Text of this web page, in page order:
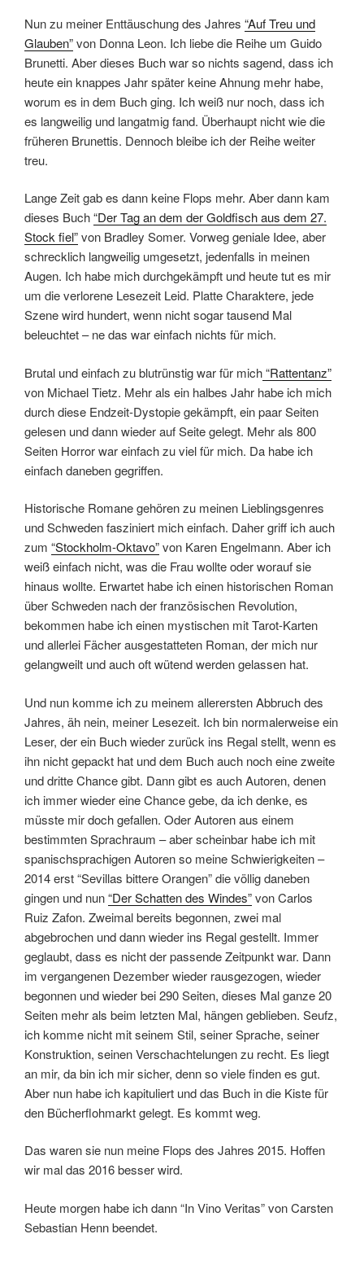
Nun zu meiner Enttäuschung des Jahres “Auf Treu und
Glauben”von Donna Leon. Ich liebe die Reihe um Guido
Brunetti. Aber dieses Buch war so nichts sagend, dass ich
heute ein knappes Jahr später keine Ahnung mehr habe,
worum es in dem Buch ging. Ich weiß nur noch, dass ich
es langweilig und langatmig fand. Überhaupt nicht wie die
früheren Brunettis. Dennoch bleibe ich der Reihe weiter
treu.
Lange Zeit gab es dann keine Flops mehr. Aber dann kam
dieses Buch“Der Tag an dem der Goldfisch aus dem 27.
Stock fiel”von Bradley Somer. Vorweg geniale Idee, aber
schrecklich langweilig umgesetzt, jedenfalls in meinen
Augen. Ich habe mich durchgekämpft und heute tut es mir
um die verlorene Lesezeit Leid. Platte Charaktere, jede
Szene wird hundert, wenn nicht sogar tausend Mal
beleuchtet – ne das war einfach nichts für mich.
Brutal und einfach zu blutrünstig war für mich“Rattentanz”
von Michael Tietz. Mehr als ein halbes Jahr habe ich mich
durch diese Endzeit-Dystopie gekämpft, ein paar Seiten
gelesen und dann wieder auf Seite gelegt. Mehr als 800
Seiten Horror war einfach zu viel für mich. Da habe ich
einfach daneben gegriffen.
Historische Romane gehören zu meinen Lieblingsgenres
und Schweden fasziniert mich einfach. Daher griff ich auch
zum “Stockholm-Oktavo”von Karen Engelmann. Aber ich
weiß einfach nicht, was die Frau wollte oder worauf sie
hinaus wollte. Erwartet habe ich einen historischen Roman
über Schweden nach der französischen Revolution,
bekommen habe ich einen mystischen mit Tarot-Karten
und allerlei Fächer ausgestatteten Roman, der mich nur
gelangweilt und auch oft wütend werden gelassen hat.
Und nun komme ich zu meinem allerersten Abbruch des
Jahres, äh nein, meiner Lesezeit. Ich bin normalerweise ein
Leser, der ein Buch wieder zurück ins Regal stellt, wenn es
ihn nicht gepackt hat und dem Buch auch noch eine zweite
und dritte Chance gibt. Dann gibt es auch Autoren, denen
ich immer wieder eine Chance gebe, da ich denke, es
müsste mir doch gefallen. Oder Autoren aus einem
bestimmten Sprachraum – aber scheinbar habe ich mit
spanischsprachigen Autoren so meine Schwierigkeiten –
2014 erst “Sevillas bittere Orangen” die völlig daneben
gingen und nun“Der Schatten des Windes”von Carlos
Ruiz Zafon. Zweimal bereits begonnen, zwei mal
abgebrochen und dann wieder ins Regal gestellt. Immer
geglaubt, dass es nicht der passende Zeitpunkt war. Dann
im vergangenen Dezember wieder rausgezogen, wieder
begonnen und wieder bei 290 Seiten, dieses Mal ganze 20
Seiten mehr als beim letzten Mal, hängen geblieben. Seufz,
ich komme nicht mit seinem Stil, seiner Sprache, seiner
Konstruktion, seinen Verschachtelungen zu recht. Es liegt
an mir, da bin ich mir sicher, denn so viele finden es gut.
Aber nun habe ich kapituliert und das Buch in die Kiste für
den Bücherflohmarkt gelegt. Es kommt weg.
Das waren sie nun meine Flops des Jahres 2015. Hoffen
wir mal das 2016 besser wird.
Heute morgen habe ich dann “In Vino Veritas” von Carsten
Sebastian Henn beendet.